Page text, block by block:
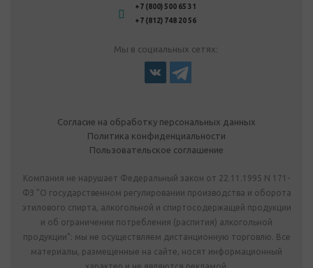
+7 (800) 500 65 31
+7 (812) 748 20 56
Мы в социальных сетях:
Согласие на обработку персональных данных
Политика конфиденциальности
Пользовательское соглашение
Компания не нарушает Федеральный закон от 22.11.1995 N 171-
ФЗ "О государственном регулировании производства и оборота
этилового спирта, алкогольной и спиртосодержащей продукции
и об ограничении потребления (распития) алкогольной
продукции": мы не осуществляем дистанционную торговлю. Все
материалы, размещенные на сайте, носят информационный